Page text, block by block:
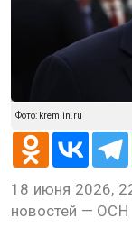
Фото: kremlin.ru
18 июня 2026,
новостей — ОСН